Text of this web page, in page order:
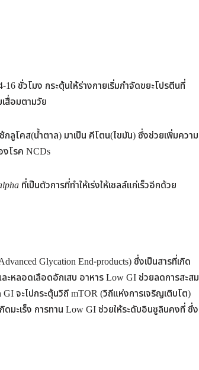
ชั่วโมง กระตุ้นให้ร่างกายเริ่มกำจัดขยะโปรตีนที่
สื่อมตามวัย
กลูโคส(น้ำตาล) มาเป็น คีโตน(ไขมัน) ซึ่งช่วยเพิ่มความ
โรค NCDs
ที่เป็นตัวการที่ทำให้เร่งให้เซลล์แก่เร็วอีกด้วย
Glycation End-products) ซึ่งเป็นสารที่เกิด
ะหลอดเลือดอักเสบ อาหาร Low GI ช่วยลดการสะสม
จะไปกระตุ้นวิถี mTOR (วิถีแห่งการเจริญเติบโต)
ดมะเร็ง การทาน Low GI ช่วยให้ระดับอินซูลินคงที่ ซึ่ง